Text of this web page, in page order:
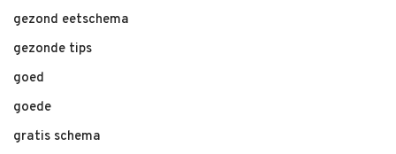
gezond eetschema
gezonde tips
goed
goede
gratis schema